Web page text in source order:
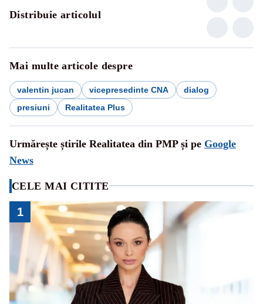
Distribuie articolul
Mai multe articole despre
valentin jucan vicepresedinte CNA
dialog
presiuni
Realitatea Plus
Urmărește știrile Realitatea din PMP și pe Google
News
CELE MAI CITITE
1